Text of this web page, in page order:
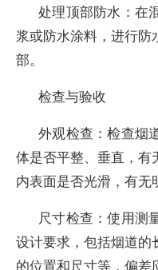
处理顶部防水：在
浆或防水涂料，进行防
部。
检查与验收
外观检查：检查烟
体是否平整、垂直，有
内表面是否光滑，有无
尺寸检查：使用测
设计要求，包括烟道的
的位置和尺寸等，偏差